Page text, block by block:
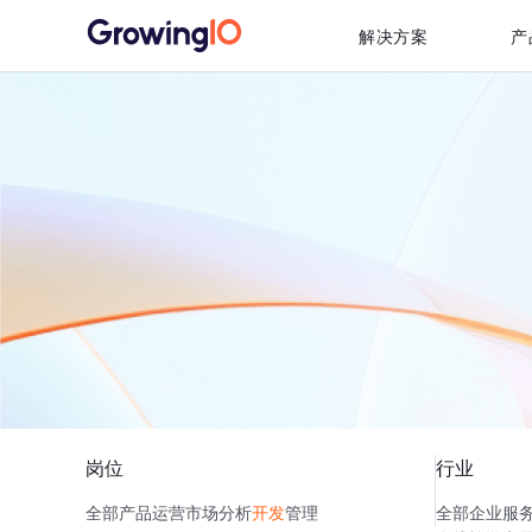
解决方案 产
岗位
全部产品运营市场分析开发管理
行业
全部企业服